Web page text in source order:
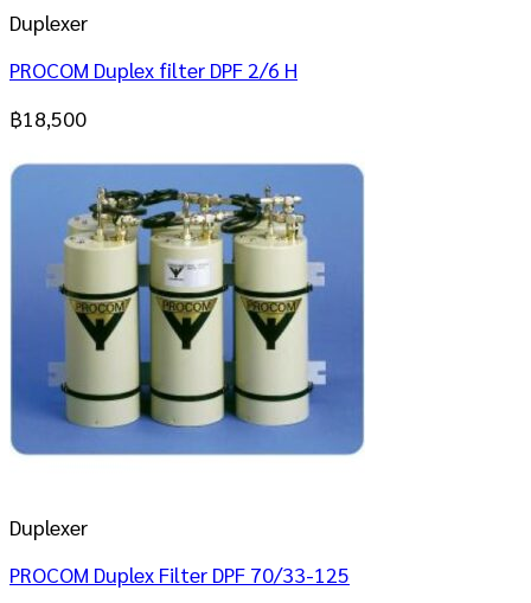
Duplexer
PROCOM Duplex filter DPF 2/6 H
฿18,500
Duplexer
PROCOM Duplex Filter DPF 70/33-125